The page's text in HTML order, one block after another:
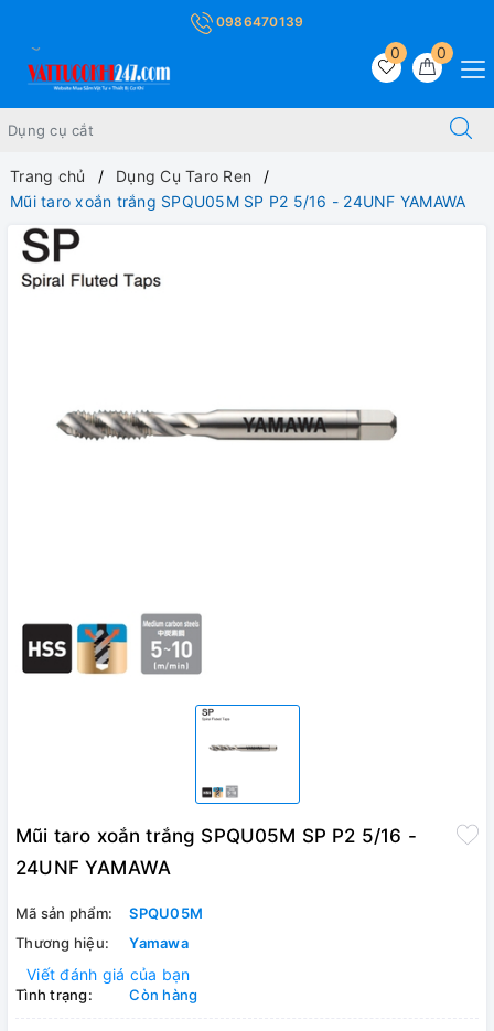
0986470139
0
0
Trang chủ
Dụng Cụ Taro Ren
Mũi taro xoắn trắng SPQU05M SP P2 5/16 - 24UNF YAMAWA
Mũi taro xoắn trắng SPQU05M SP P2 5/16 -
24UNF YAMAWA
Mã sản phẩm:
SPQU05M
Thương hiệu:
Yamawa
Viết đánh giá của bạn
Tình trạng: Còn hàng